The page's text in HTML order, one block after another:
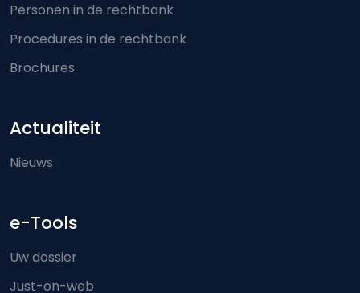
Personen in de rechtbank
Procedures in de rechtbank
Brochures
Actualiteit
Nieuws
e-Tools
Uw dossier
Just-on-web